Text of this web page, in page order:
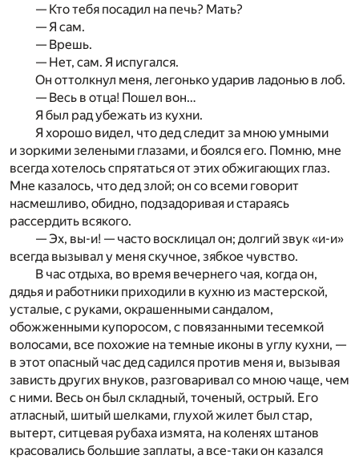
— Кто тебя посадил на печь? Мать?
— Я сам.
— Врешь.
— Нет, сам. Я испугался.
Он оттолкнул меня, легонько ударив ладонью в лоб.
— Весь в отца! Пошел вон…
Я был рад убежать из кухни.
Я хорошо видел, что дед следит за мною умными
и зоркими зелеными глазами, и боялся его. Помню, мне
всегда хотелось спрятаться от этих обжигающих глаз.
Мне казалось, что дед злой; он со всеми говорит
насмешливо, обидно, подзадоривая и стараясь
рассердить всякого.
— Эх, вы-и! — часто восклицал он; долгий звук «и-и»
всегда вызывал у меня скучное, зябкое чувство.
В час отдыха, во время вечернего чая, когда он,
дядья и работники приходили в кухню из мастерской,
усталые, с руками, окрашенными сандалом,
обожженными купоросом, с повязанными тесемкой
волосами, все похожие на темные иконы в углу кухни, —
в этот опасный час дед садился против меня и, вызывая
зависть других внуков, разговаривал со мною чаще, чем
с ними. Весь он был складный, точеный, острый. Его
атласный, шитый шелками, глухой жилет был стар,
вытерт, ситцевая рубаха измята, на коленях штанов
красовались большие заплаты, а все-таки он казался